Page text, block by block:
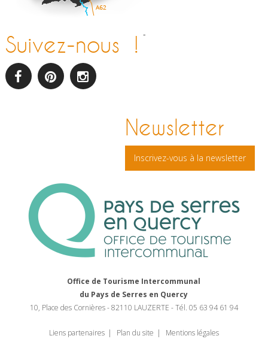
Suivez-nous !
Newsletter
Inscrivez-vous à la newsletter
-
Office de Tourisme Intercommunal
du Pays de Serres en Quercy
10, Place des Cornières - 82110 LAUZERTE - Tél. 05 63 94 61 94
Liens partenaires Plan du site Mentions légales